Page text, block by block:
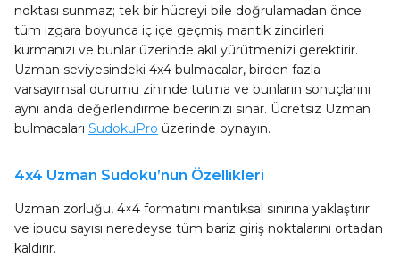
noktası sunmaz; tek bir hücreyi bile doğrulamadan önce
tüm ızgara boyunca iç içe geçmiş mantık zincirleri
kurmanızı ve bunlar üzerinde akıl yürütmenizi gerektirir.
Uzman seviyesindeki 4x4 bulmacalar, birden fazla
varsayımsal durumu zihinde tutma ve bunların sonuçlarını
aynı anda değerlendirme becerinizi sınar. Ücretsiz Uzman
bulmacaları SudokuPro üzerinde oynayın.
4x4 Uzman Sudoku’nun Özellikleri
Uzman zorluğu, 4×4 formatını mantıksal sınırına yaklaştırır
ve ipucu sayısı neredeyse tüm bariz giriş noktalarını ortadan
kaldırır.